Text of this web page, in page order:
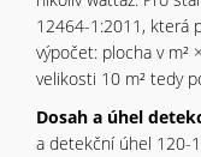
12464-1:2011, která
výpočet: plocha v
velikosti 10 m² tedy
Dosah a úhel
a detekční úhel 120-